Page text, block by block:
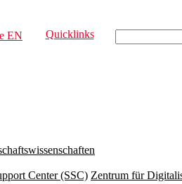
EN Quicklinks
Center (SSC) Zentrum für